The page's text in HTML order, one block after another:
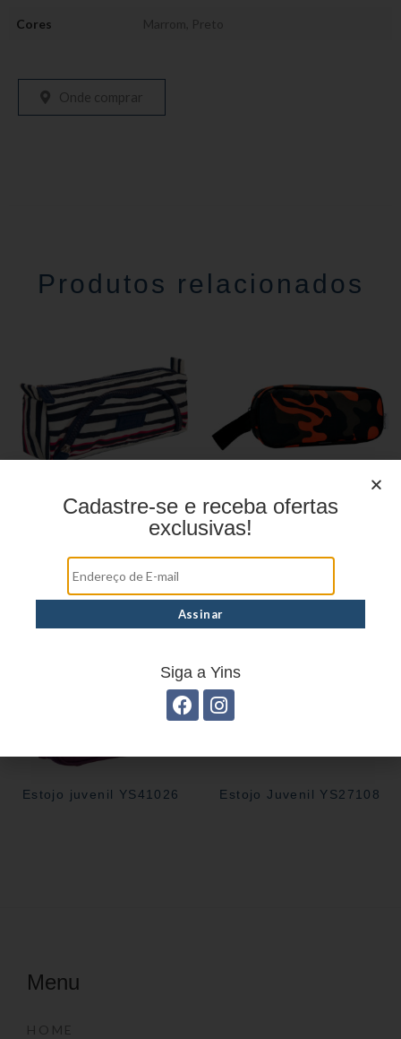
Cores Marrom Preto
Onde comprar
Produtos relacionados
Estojo Juvenil YS41030 Estojo Juvenil YS27104
Estojo juvenil YS41026 Estojo Juvenil YS27108
Menu
HOME
Cadastre-se e receba ofertas
exclusivas!
Siga a Yins